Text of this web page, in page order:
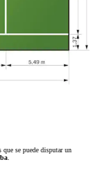
se puede disputar un